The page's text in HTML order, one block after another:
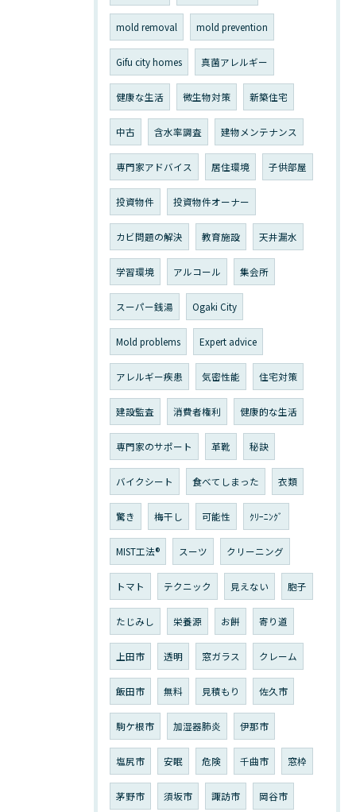
mold removal mold prevention
Gifu city homes 真菌アレルギー
健康な生活 微生物対策 新築住宅
中古 含水率調査 建物メンテナンス
専門家アドバイス 居住環境 子供部屋
投資物件 投資物件オーナー
カビ問題の解決 教育施設 天井漏水
学習環境 アルコール 集会所
スーパー銭湯 Ogaki City
Mold problems Expert advice
アレルギー疾患 気密性能 住宅対策
建設監査 消費者権利 健康的な生活
専門家のサポート 革靴 秘訣
バイクシート 食べてしまった 衣類
驚き 梅干し 可能性 ｸﾘｰﾆﾝｸﾞ
MIST工法® スーツ クリーニング
トマト テクニック 見えない 胞子
たじみし 栄養源 お餅 寄り道
上田市 透明 窓ガラス クレーム
飯田市 無料 見積もり 佐久市
駒ケ根市 加湿器肺炎 伊那市
塩尻市 安眠 危険 千曲市 窓枠
茅野市 須坂市 諏訪市 岡谷市